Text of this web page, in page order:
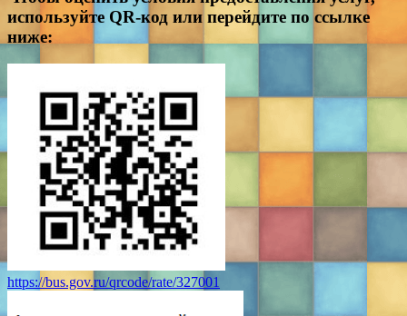
используйте QR-код или перейдите по ссылке
ниже:
https://bus.gov.ru/qrcode/rate/327001